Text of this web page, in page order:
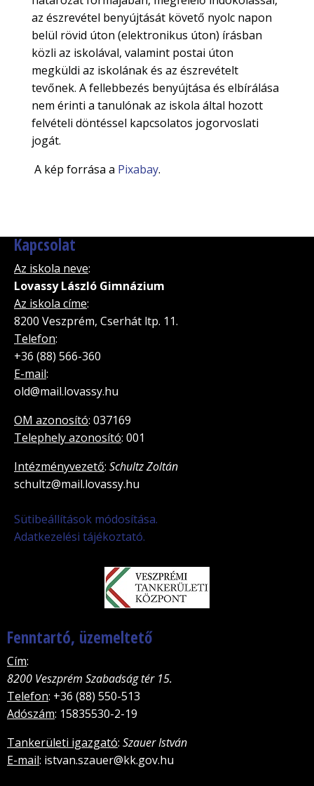
az észrevétel benyújtását követő nyolc napon
belül rövid úton (elektronikus úton) írásban
közli az iskolával, valamint postai úton
megküldi az iskolának és az észrevételt
tevőnek. A fellebbezés benyújtása és elbírálása
nem érinti a tanulónak az iskola által hozott
felvételi döntéssel kapcsolatos jogorvoslati
jogát.
A kép forrása a Pixabay.
Kapcsolat
Az iskola neve:
Lovassy László Gimnázium
Az iskola címe:
8200 Veszprém, Cserhát ltp. 11.
Telefon:
+36 (88) 566-360
E-mail:
old@mail.lovassy.hu
OM azonosító: 037169
Telephely azonosító: 001
Intézményvezető: Schultz Zoltán
schultz@mail.lovassy.hu
Sütibeállítások módosítása.
Adatkezelési tájékoztató.
Fenntartó, üzemeltető
Cím:
8200 Veszprém Szabadság tér 15.
Telefon: +36 (88) 550-513
Adószám: 15835530-2-19
Tankerületi igazgató: Szauer István
E-mail: istvan.szauer@kk.gov.hu